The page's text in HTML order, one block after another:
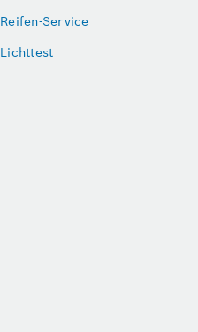
Reifen-Service
Lichttest